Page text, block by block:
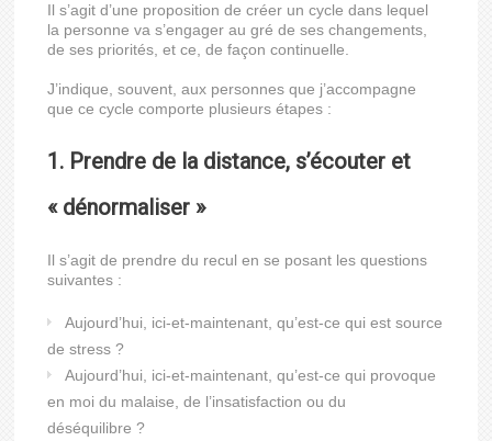
Il s’agit d’une proposition de créer un cycle dans lequel
la personne va s’engager au gré de ses changements,
de ses priorités, et ce, de façon continuelle.
J’indique, souvent, aux personnes que j’accompagne
que ce cycle comporte plusieurs étapes :
1. Prendre de la distance, s’écouter et
« dénormaliser »
Il s’agit de prendre du recul en se posant les questions
suivantes :
Aujourd’hui, ici-et-maintenant, qu’est-ce qui est source
de stress ?
Aujourd’hui, ici-et-maintenant, qu’est-ce qui provoque
en moi du malaise, de l’insatisfaction ou du
déséquilibre ?